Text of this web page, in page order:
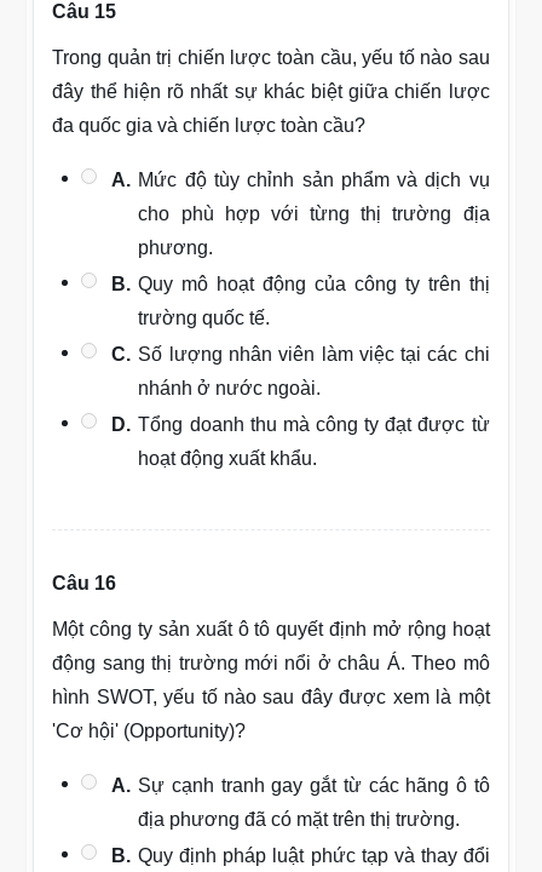
Câu 15
Trong quản trị chiến lược toàn cầu, yếu tố nào sau
đây thể hiện rõ nhất sự khác biệt giữa chiến lược
đa quốc gia và chiến lược toàn cầu?
A. Mức độ tùy chỉnh sản phẩm và dịch vụ
cho phù hợp với từng thị trường địa
phương.
B. Quy mô hoạt động của công ty trên thị
trường quốc tế.
C. Số lượng nhân viên làm việc tại các chi
nhánh ở nước ngoài.
D. Tổng doanh thu mà công ty đạt được từ
hoạt động xuất khẩu.
Câu 16
Một công ty sản xuất ô tô quyết định mở rộng hoạt
động sang thị trường mới nổi ở châu Á. Theo mô
hình SWOT, yếu tố nào sau đây được xem là một
'Cơ hội' (Opportunity)?
A. Sự cạnh tranh gay gắt từ các hãng ô tô
địa phương đã có mặt trên thị trường.
B. Quy định pháp luật phức tạp và thay đổi